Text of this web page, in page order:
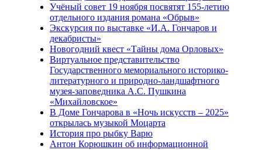
Учёный совет 19 ноября посвятят 155-летию
отдельного издания романа «Обрыв»
Экскурсия по выставке «И.А. Гончаров и
декабристы»
Новогодний квест «Тайны дома Орловых»
Виртуальное представительство
Государственного мемориального историко-
литературного и природно-ландшафтного
музея-заповедника А.С. Пушкина
«Михайловское»
В Доме Гончарова в «Ночь искусств – 2025»
открылась музыкой Моцарта
История про рыбку Варю
Антон Корюшкин об информационной